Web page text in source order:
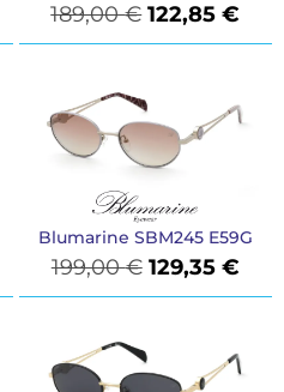
189,00€ 122,85€
Blumarine SBM245 E59G
199,00€ 129,35 €